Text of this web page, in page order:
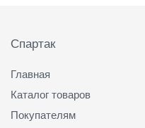
Спартак
Главная
Каталог товаров
Покупателям